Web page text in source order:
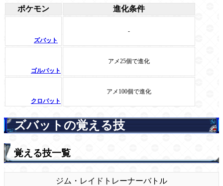
ポケモン 進化条件
ズバット
-
ゴルバット
アメ25個で進化
クロバット
アメ100個で進化
ズバットの覚える技
覚える技一覧
ジム・レイド トレーナーバトル